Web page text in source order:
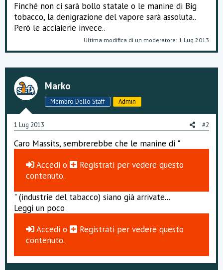
Finché non ci sarà bollo statale o le manine di Big
tobacco, la denigrazione del vapore sarà assoluta..
Però le acciaierie invece..
Ultima modifica di un moderatore: 1 Lug 2013
Marko
Membro Dello Staff Admin
1 Lug 2013 #2
Caro Massits, sembrerebbe che le manine di "
Accedi o Registrati per vedere questo
contenuto.
" (industrie del tabacco) siano già arrivate...
Leggi un poco
Accedi o Registrati per vedere questo
contenuto.